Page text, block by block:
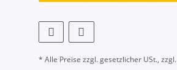
* Alle Preise zzgl. gesetzlicher USt., zzgl.